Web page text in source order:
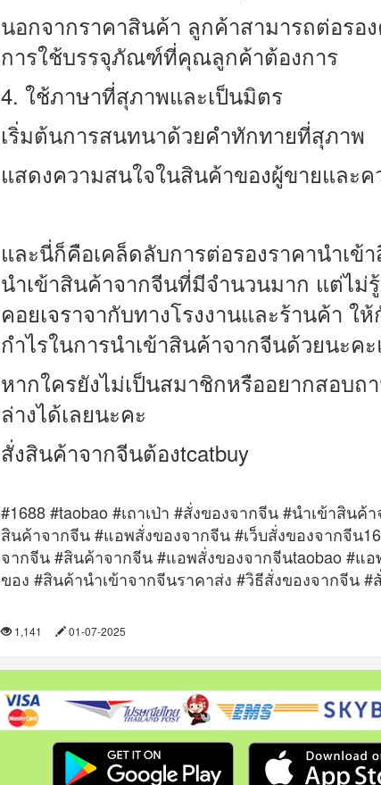
นอกจากราคาสินค้า ลูกค้าสามารถต่อรอ
การใช้บรรจุภัณฑ์ที่คุณลูกค้าต้องการ
4. ใช้ภาษาที่สุภาพและเป็นมิตร
เริ่มต้นการสนทนาด้วยคำทักทายที่สุภาพ
แสดงความสนใจในสินค้าของผู้ขายและ
และนี่ก็คือเคล็ดลับการต่อรองราคานำเ
นำเข้าสินค้าจากจีนที่มีจำนวนมาก แต่ไม่
คอยเจราจากับทางโรงงานและร้านค้า
กำไรในการนำเข้าสินค้าจากจีนด้วยนะคะ
หากใครยังไม่เป็นสมาชิกหรืออยากสอบ
ล่างได้เลยนะคะ
สั่งสินค้าจากจีนต้องtcatbuy
#1688 #taobao #เถาเป่า #สั่งของจากจีน #นําเข้าสิน
สินค้าจากจีน #แอพสั่งของจากจีน #เว็บสั่งของจากจีน
จากจีน #สินค้าจากจีน #แอพสั่งของจากจีนtaobao #แ
ของ #สินค้านําเข้าจากจีนราคาส่ง #วิธีสั่งของจากจีน
1,141 01-07-2025